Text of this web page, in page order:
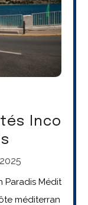
Inco
Paradis Médit
méditerran